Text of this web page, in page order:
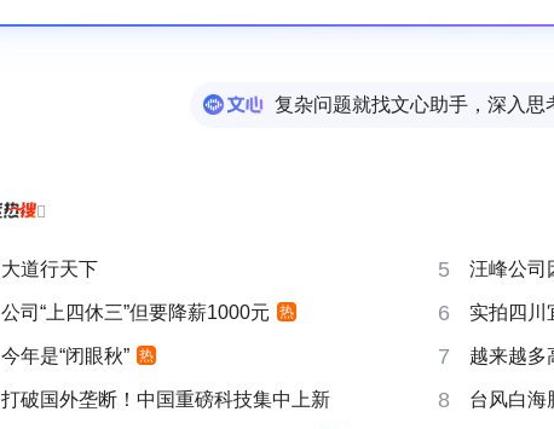
复杂问题就找文心助手，深入思

大道行天下 5 汪峰公司
公司“上四休三”但要降薪1000元 热 6 实拍四川
今年是“闭眼秋” 热 7 越来越多
打破国外垄断！中国重磅科技集中上新 8 台风白海